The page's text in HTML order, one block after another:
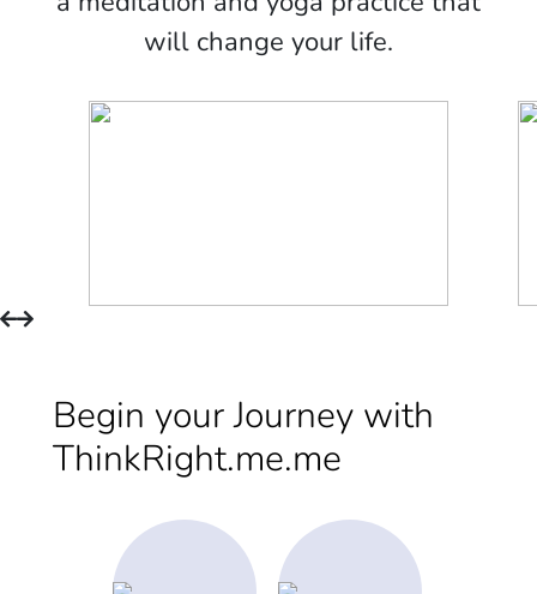
will change your life.
Begin your Journey with
ThinkRight.me.me